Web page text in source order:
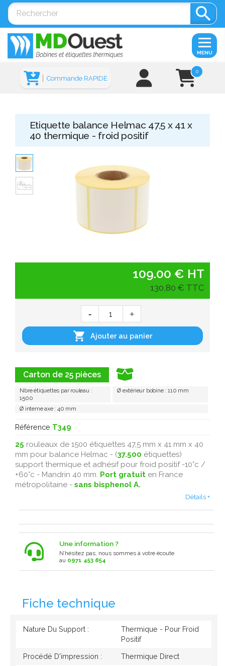

0
Commande RAPIDE
MENU
Etiquette balance Helmac 47,5 x 41 x
40 thermique - froid positif
Carton de 25 pièces
Nbre étiquettes par rouleau :
1500
Ø extérieur bobine : 110 mm
Ø interne axe : 40 mm
Référence T349
25 rouleaux de 1500 étiquettes 47,5 mm x 41 mm x 40
mm pour balance Helmac - (37.500 étiquettes)
support thermique et adhésif pour froid positif -10°c /
+60°c - Mandrin 40 mm. Port gratuit en France
métropolitaine - sans bisphenol A.
Détails +
Une information ?
N’hésitez pas, nous sommes à votre écoute
au 0971 453 854
109.00 € HT
130,80 € TTC
 Ajouter au panier
Fiche technique
Nature Du Support :
Thermique - Pour Froid
Positif
Procédé D'impression : Thermique Direct